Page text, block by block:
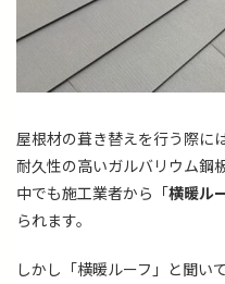
屋根材の葺き替えを行う際に
耐久性の高いガルバリウム鋼
中でも施工業者から「横暖ル
られます。
しかし「横暖ルーフ」と聞い